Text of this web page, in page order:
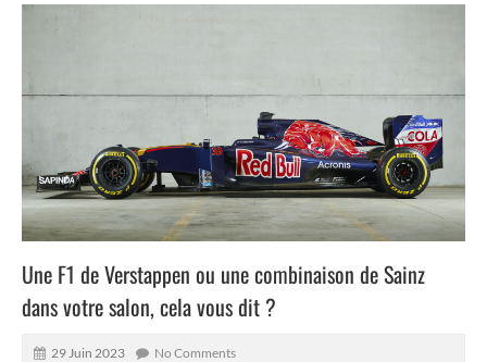
Une F1 de Verstappen ou une combinaison de Sainz
dans votre salon, cela vous dit ?
29 Juin 2023
No Comments